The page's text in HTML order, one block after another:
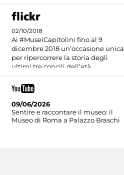
02/10/2018
Ai #MuseiCapitolini fino al 9
dicembre 2018 un’occasione unica
per ripercorrere la storia degli
ultimi tre concili dell’età
09/06/2026
Sentire e raccontare il museo: il
Museo di Roma a Palazzo Braschi